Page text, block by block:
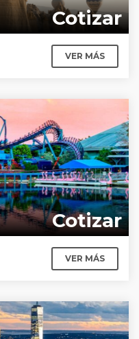
Cotizar
VER MÁS
Cotizar
VER MÁS